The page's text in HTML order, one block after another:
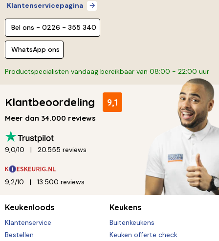
Klantenservicepagina
Bel ons - 0226 - 355 340
WhatsApp ons
Productspecialisten vandaag bereikbaar van 08:00 - 22:00 uur
Klantbeoordeling 9,1
Meer dan 34.000 reviews
9,0/10 20.555 reviews
9,2/10 13.500 reviews
Keukenloods
Klantenservice
Bestellen
Keukens
Buitenkeukens
Keuken offerte check